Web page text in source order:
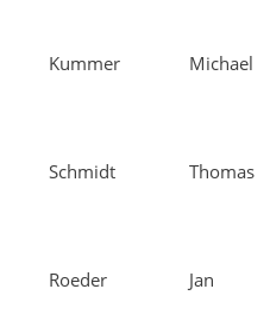
Kummer Michael
Schmidt Thomas
Roeder Jan